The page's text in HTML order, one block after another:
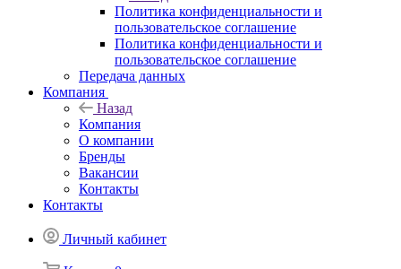
Политика конфиденциальности и
пользовательское соглашение
Политика конфиденциальности и
пользовательское соглашение
Передача данных
Компания
Назад
Компания
О компании
Бренды
Вакансии
Контакты
Контакты
Личный кабинет